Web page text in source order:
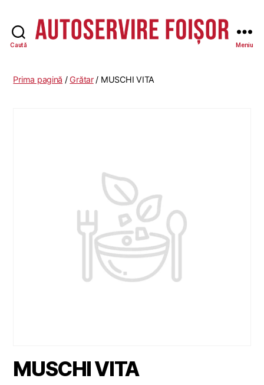
Caută
-
Meniu
Prima pagină /Grătar/ MUSCHI VITA
MUSCHI VITA